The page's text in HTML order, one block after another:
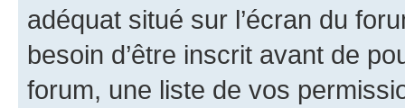
adéquat situé sur l’écran du
besoin d’être inscrit avant de
forum, une liste de vos